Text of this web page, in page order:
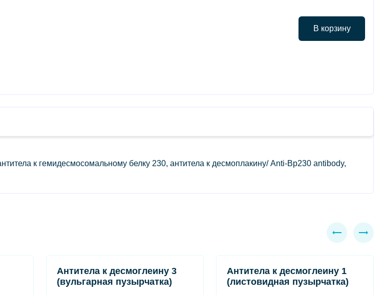
В корзину
к гемидесмосомальному белку 230, антитела к десмоплакину/ Anti-Bp230 antibody,
Антитела к десмоглеину 3
(вульгарная пузырчатка)
Антитела к десмоглеину 1
(листовидная пузырчатка)